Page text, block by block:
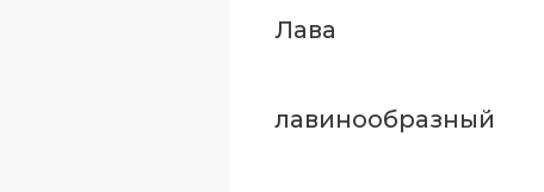
Лава
лавинообразный